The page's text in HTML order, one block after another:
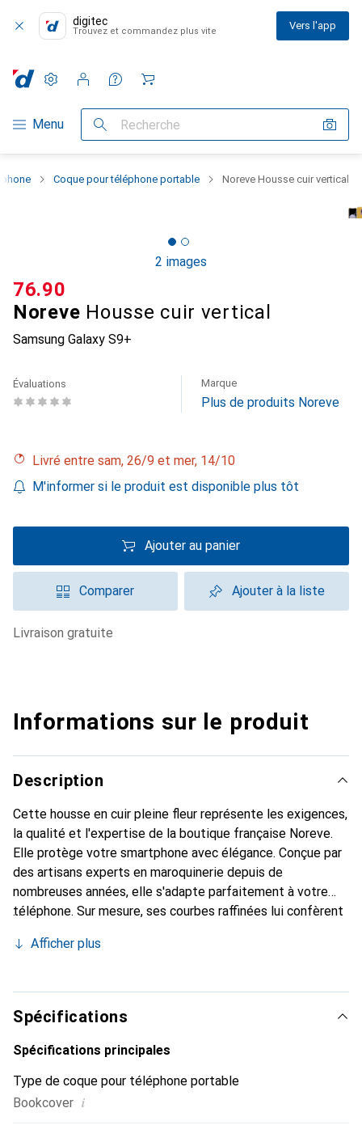
digitec
Trouvez et commandez plus vite Vers l'app
Navigation par catégorie
Menu Recherche
Paramètres
Compte client
Listes de comparaison
Listes d'envies
Panier
Coque pour téléphone portable Noreve Housse cuir vertical
2 images
Noreve Housse cuir vertical
Samsung Galaxy S9+
CHF
76.90
Évaluations Marque
Plus de produits Noreve
Livré entre sam, 26/9 et mer, 14/10
M'informer si le produit est disponible plus tôt
Ajouter au panier
Comparer Ajouter à la liste
livraison gratuite
Informations sur le produit
Description
Cette housse en cuir pleine fleur représente les exigences,
la qualité et l'expertise de la boutique française Noreve.
Elle protège votre smartphone avec élégance. Conçue par
des artisans experts en maroquinerie depuis de
nombreuses années, elle s'adapte parfaitement à votre
téléphone. Sur mesure, ses courbes raffinées lui confèrent
et indispensable de votre smartphone. Reconnaître
marque Noreve est un choix sûr pour une clientèle
exigeante.
Afficher plus
Spécifications
Spécifications principales
Type de coque pour téléphone portable
Bookcover i